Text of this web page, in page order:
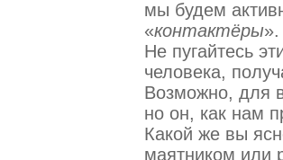
мы будем
«контактёры».
Не пугайтесь
человека,
Возможно, для
но он, как нам
Какой же вы
маятником или